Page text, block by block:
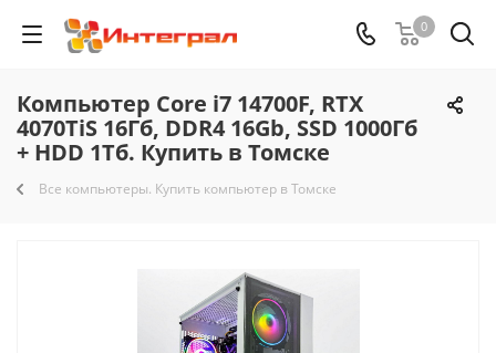
0
Компьютер Core i7 14700F, RTX
4070TiS 16Гб, DDR4 16Gb, SSD 1000Гб
+ HDD 1Тб. Купить в Томске
Все компьютеры. Купить компьютер в Томске